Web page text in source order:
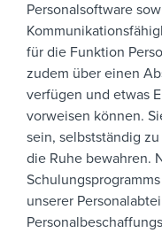
Personalsoftware
für die Funktion
zudem über einen
verfügen und etwas
vorweisen können.
sein, selbstständig
die Ruhe bewahren.
unserer